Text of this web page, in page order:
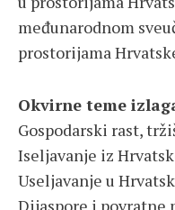
međunarodnom
prostorijama
Okvirne teme
Gospodarski rast,
Iseljavanje iz
Useljavanje u
Dijaspore i povratne